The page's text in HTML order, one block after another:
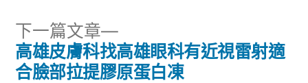
文
下一篇文章
下
一
篇
高雄皮膚科找高雄眼科有近視雷射適
合臉部拉提膠原蛋白凍